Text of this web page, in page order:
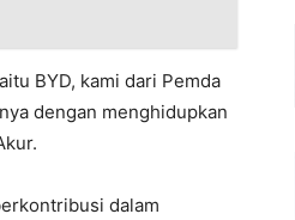
BYD, kami dari Pemda
dengan menghidupkan
dalam